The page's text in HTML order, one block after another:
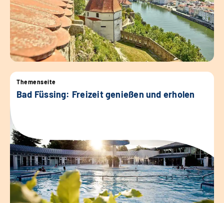
Themenseite
Bad Füssing: Freizeit genießen und erholen